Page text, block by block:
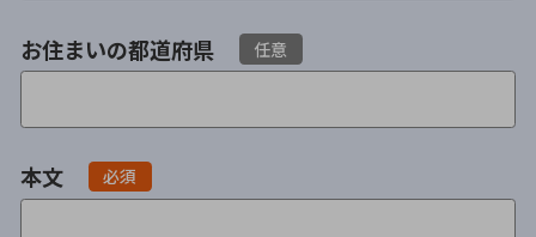
DV
離婚の相談先
離婚したくない
お住まいの都道府県 任意
本文 必須